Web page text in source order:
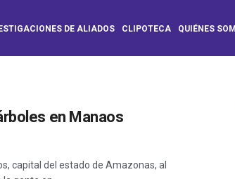
DE ALIADOS CLIPOTECA QUIÉNES
en Manaos
capital del estado de Amazonas, al